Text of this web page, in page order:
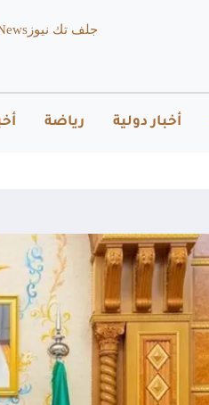
جلف تك نيوز
أخبار دولية رياضة